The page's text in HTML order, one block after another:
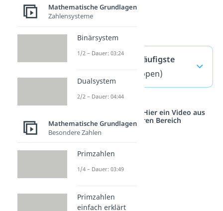
Koeffizient — häufigste
(ausklappen)
Studyflix vernetzt: Hier ein Video aus
einem anderen Bereich
Mathematische Grundlagen
Zahlensysteme
Binärsystem
1/2 – Dauer: 03:24
Dualsystem
2/2 – Dauer: 04:44
Mathematische Grundlagen
Besondere Zahlen
Primzahlen
1/4 – Dauer: 03:49
Primzahlen
einfach erklärt